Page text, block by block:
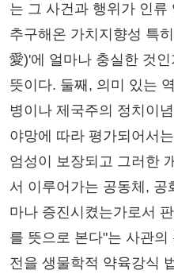
는 그 사건과 행위가 인
추구해온 가치지향성 특
愛)'에 얼마나 충실한 것
뜻이다. 둘째, 의미 있는
병이나 제국주의 정치이
야망에 따라 평가되어서
엄성이 보장되고 그러한
서 이루어가는 공동체, 공
마나 증진시켰는가로서
를 뜻으로 본다"는 사관
전을 생물학적 약육강식